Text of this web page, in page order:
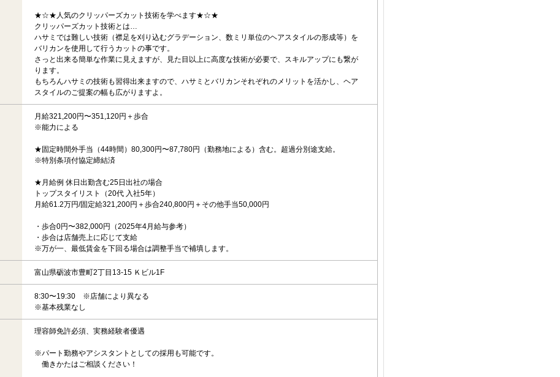
★☆★人気のクリッパーズカット技術を学べます★☆★
クリッパーズカット技術とは…
ハサミでは難しい技術（襟足を刈り込むグラデーション、数ミリ単位のヘアスタイルの形成等）を
バリカンを使用して行うカットの事です。
さっと出来る簡単な作業に見えますが、見た目以上に高度な技術が必要で、スキルアップにも繋が
ります。
もちろんハサミの技術も習得出来ますので、ハサミとバリカンそれぞれのメリットを活かし、ヘア
スタイルのご提案の幅も広がりますよ。
月給321,200円〜351,120円＋歩合
※能力による
★固定時間外手当（44時間）80,300円〜87,780円（勤務地による）含む。超過分別途支給。
※特別条項付協定締結済
★月給例 休日出勤含む25日出社の場合
トップスタイリスト（20代 入社5年）
月給61.2万円/固定給321,200円＋歩合240,800円＋その他手当50,000円
・歩合0円〜382,000円（2025年4月給与参考）
・歩合は店舗売上に応じて支給
※万が一、最低賃金を下回る場合は調整手当で補填します。
富山県砺波市豊町2丁目13-15 Ｋビル1F
8:30〜19:30 ※店舗により異なる
※基本残業なし
理容師免許必須、実務経験者優遇
※パート勤務やアシスタントとしての採用も可能です。
働きかたはご相談ください！